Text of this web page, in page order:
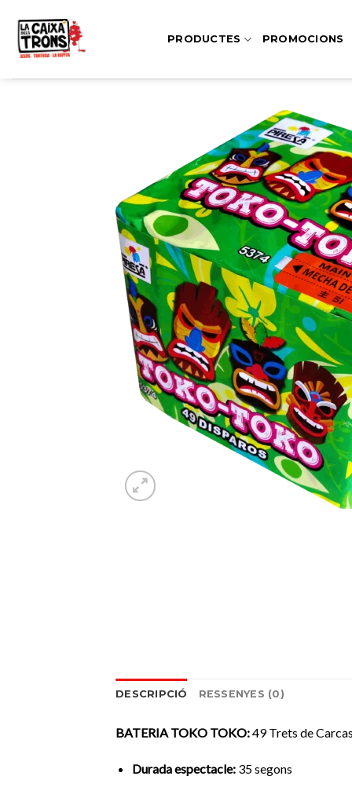
content
PRODUCTES PROMOCIONS
DESCRIPCIÓ RESSENYES (0)
BATERIA TOKO TOKO:49 Trets de
Duradaespectacle: 35 segons